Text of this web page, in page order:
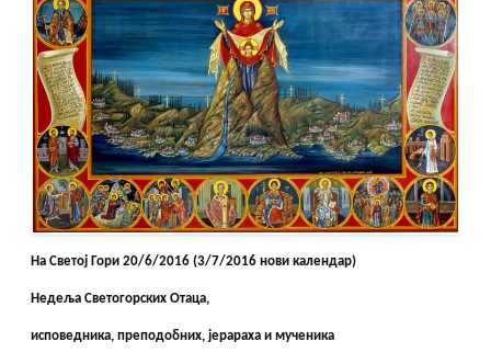
На Светој Гори 20/6/2016 (3/7/2016 нови календар)
Недеља Светогорских Отаца,
исповедника, преподобних, јерараха и мученика